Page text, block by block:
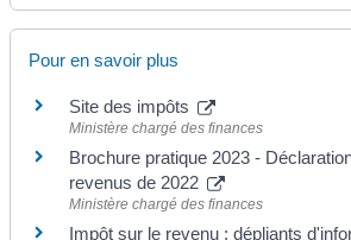
Pour en savoir plus
Site des impôts
Ministère chargé des finances
Brochure pratique 2023 -
revenus de 2022
Ministère chargé des finances
Impôt sur le revenu : dépliants